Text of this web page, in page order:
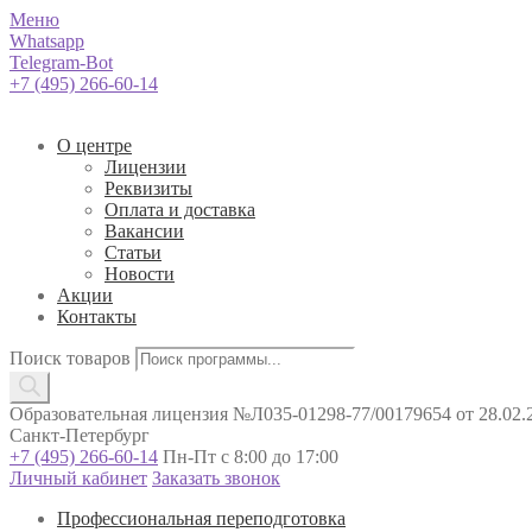
Меню
Whatsapp
Telegram-Bot
+7 (495) 266-60-14
О центре
Лицензии
Реквизиты
Оплата и доставка
Вакансии
Статьи
Новости
Акции
Контакты
Поиск товаров
Образовательная лицензия №Л035-01298-77/00179654 от
Санкт-Петербург
+7 (495) 266-60-14 Пн-Пт с 8:00 до 17:00
Личный кабинет Заказать звонок
Профессиональная переподготовка